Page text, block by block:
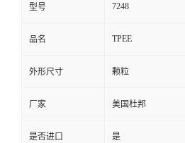
型号 7248
品名 TPEE
外形尺寸 颗粒
厂家 美国杜邦
是否进口 是